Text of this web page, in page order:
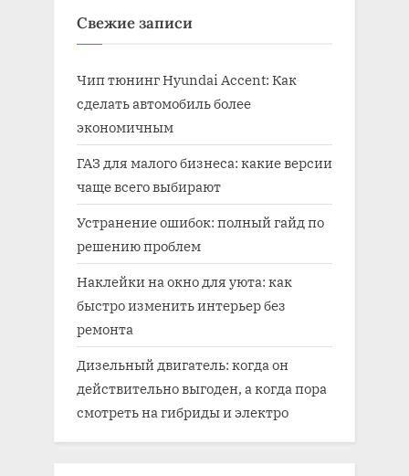
Свежие записи
Чип тюнинг Hyundai Accent: Как
сделать автомобиль более
экономичным
ГАЗ для малого бизнеса: какие версии
чаще всего выбирают
Устранение ошибок: полный гайд по
решению проблем
Наклейки на окно для уюта: как
быстро изменить интерьер без
ремонта
Дизельный двигатель: когда он
действительно выгоден, а когда пора
смотреть на гибриды и электро